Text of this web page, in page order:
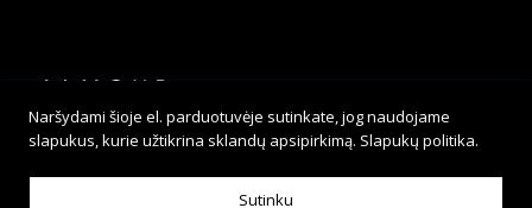
teisės saugomos.
Sprendimas:Adveits
Naršydami šioje el. parduotuvėje sutinkate, jog naudojame
slapukus, kurie užtikrina sklandų apsipirkimą. Slapukų politika.
Sutinku